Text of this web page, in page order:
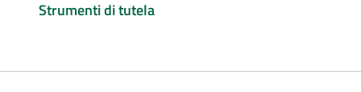
Strumenti di tutela